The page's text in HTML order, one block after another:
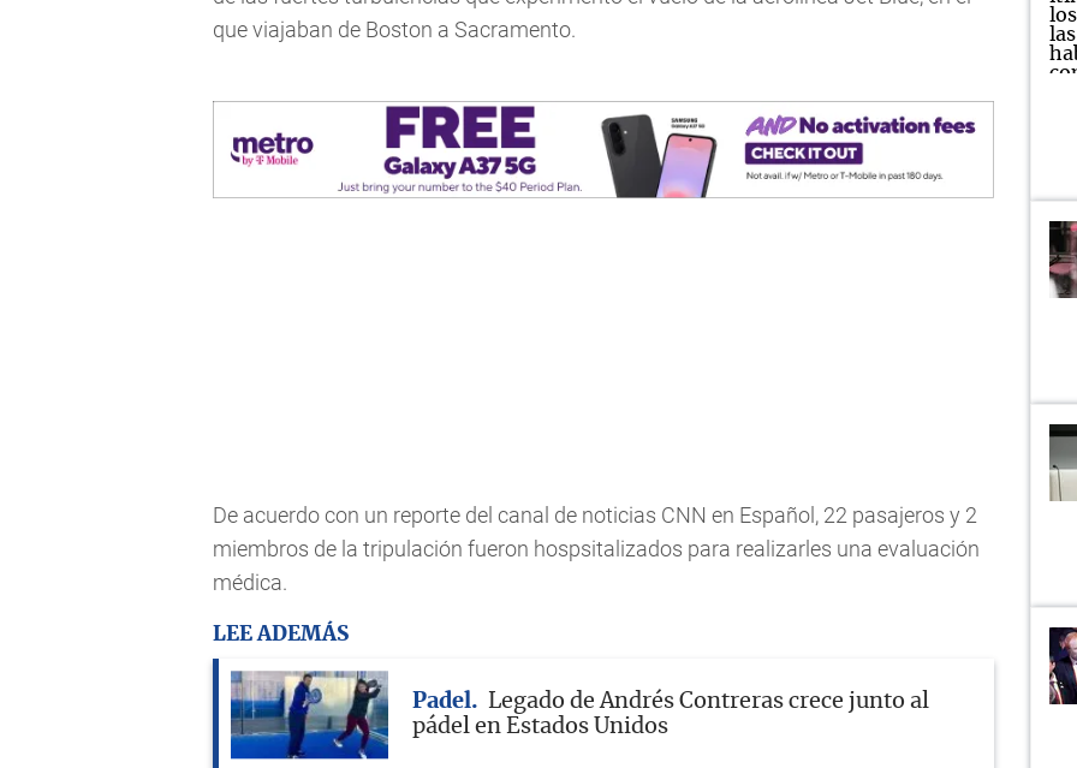
que viajaban de Boston a Sacramento.
De acuerdo con un reporte del canal de noticias CNN en Español, 22 pasajeros y 2
miembros de la tripulación fueron hospsitalizados para realizarles una evaluación
médica.
LEE ADEMÁS
Padel
Legado de Andrés Contreras crece junto al
pádel en Estados Unidos